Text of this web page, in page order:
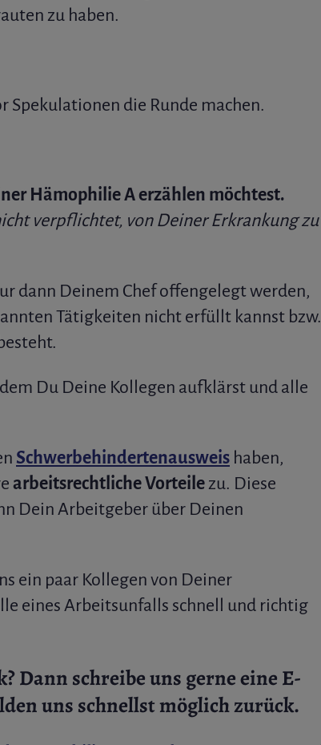
zu haben.
Spekulationen die Runde machen.
Hämophilie A erzählen möchtest.
verpflichtet, von Deiner Erkrankung zu
dann Deinem Chef offengelegt werden,
Tätigkeiten nicht erfüllt kannst bzw.
Du Deine Kollegen aufklärst und alle
Schwerbehindertenausweis haben,
arbeitsrechtliche Vorteile zu. Diese
Dein Arbeitgeber über Deinen
ein paar Kollegen von Deiner
eines Arbeitsunfalls schnell und richtig
Dann schreibe uns gerne eine E-
uns schnellst möglich zurück.